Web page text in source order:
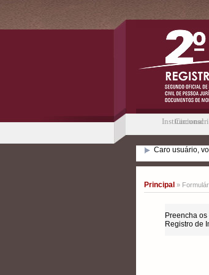
Institucional
Caro usuário,
Principal »
Preencha
Registro de